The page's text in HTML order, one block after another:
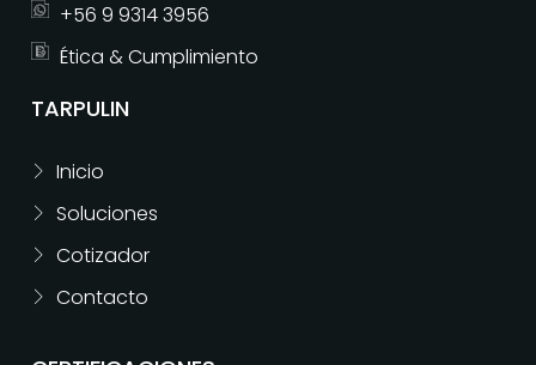
+56 9 9314 3956
Ética & Cumplimiento
TARPULIN
Inicio
Soluciones
Cotizador
Contacto